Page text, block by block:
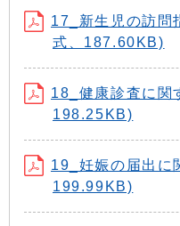
17_新生児の訪問
式、187.60KB)
18_健康診査に関
198.25KB)
19_妊娠の届出に
199.99KB)